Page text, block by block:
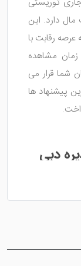
متری تا ریف مال دارد. این
شده و پا به عرصه رقابت با
مشاهده
شما قرار می
پیشنهاد ها
دبی
هر اتاق